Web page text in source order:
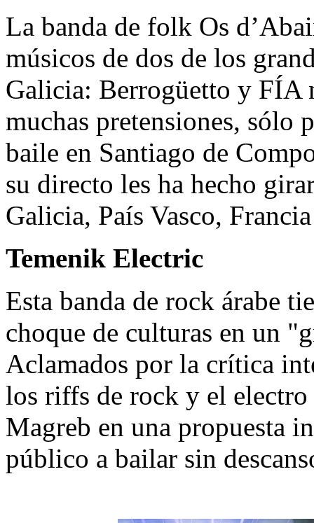
La banda de folk Os
músicos de dos de los
Galicia: Berrogüetto y FÍA
muchas pretensiones, sólo
baile en Santiago de
su directo les ha hecho
Galicia, País Vasco,
Temenik Electric
Esta banda de rock árabe
choque de culturas en un
Aclamados por la crítica
los riffs de rock y el
Magreb en una propuesta
público a bailar sin